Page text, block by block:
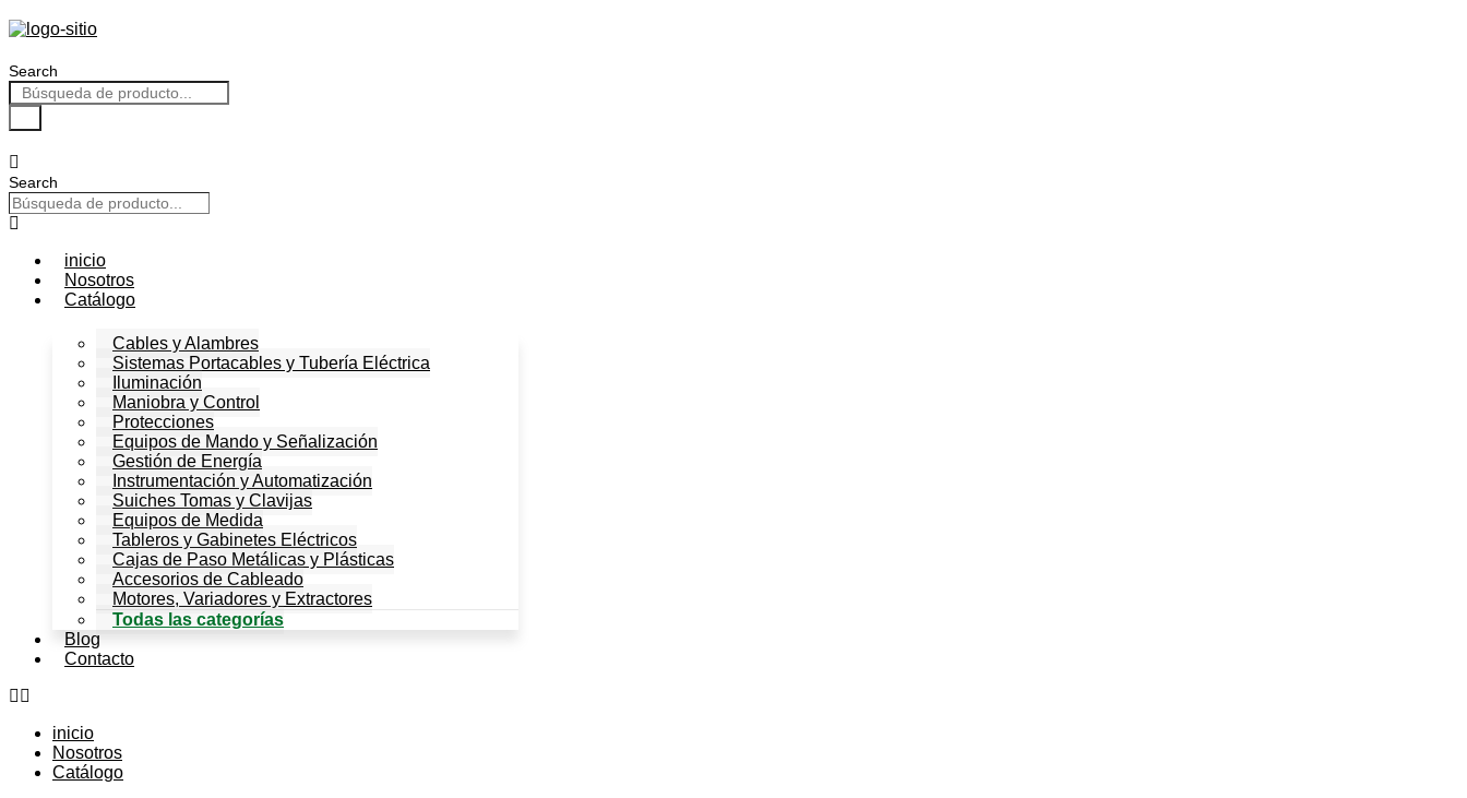
Ir
al
Search
Search
inicio
Nosotros
Catálogo
Cables y Alambres
Sistemas Portacables y Tubería Eléctrica
Iluminación
Maniobra y Control
Protecciones
Equipos de Mando y Señalización
Gestión de Energía
Instrumentación y Automatización
Suiches Tomas y Clavijas
Equipos de Medida
Tableros y Gabinetes Eléctricos
Cajas de Paso Metálicas y Plásticas
Accesorios de Cableado
Motores, Variadores y Extractores
Todas las categorías
Blog
Contacto
inicio
Nosotros
Catálogo